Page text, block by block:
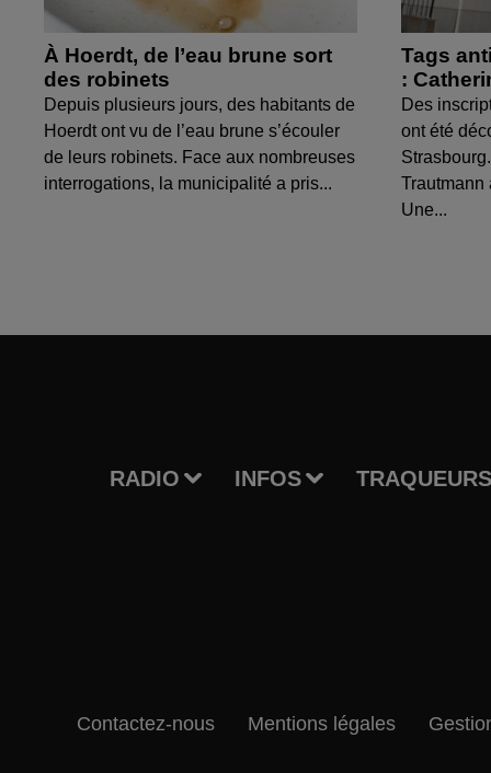
À Hoerdt, de l’eau brune sort
des robinets
Depuis plusieurs jours, des habitants de
Hoerdt ont vu de l’eau brune s’écouler
de leurs robinets. Face aux nombreuses
interrogations, la municipalité a pris...
Tags
:
Des
ont été
Trautmann
Une...
RADIO INFOS
Contactez-nous Mentions légales